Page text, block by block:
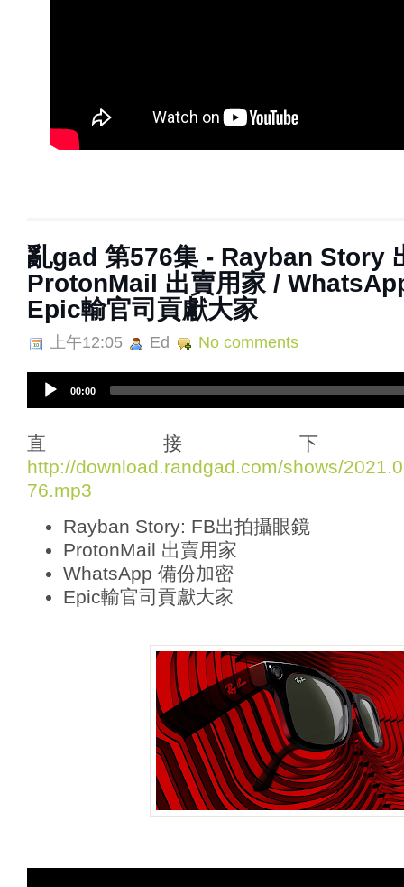
亂‌‌‌gad‌‌‌ ‌‌‌‌‌第‌‌‌576集 - Rayban Story
ProtonMail 出賣用家 /
Epic輸官司貢獻大家
上午12:05 Ed No comments
i
o
P
l
00:00
直接
http://download.randgad.com/shows/
76.mp3
Rayban Story: FB出拍攝眼鏡
ProtonMail 出賣用家
WhatsApp 備份加密
Epic輸官司貢獻大家